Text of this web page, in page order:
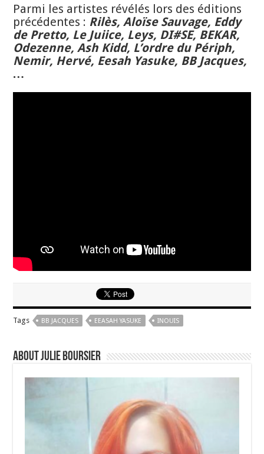
Parmi les artistes révélés lors des éditions
précédentes : Rilès, Aloïse Sauvage, Eddy
de Pretto, Le Juiice, Leys, DI#SE, BEKAR,
Odezenne, Ash Kidd, L’ordre du Périph,
Nemir, Hervé, Eesah Yasuke, BB Jacques,
…
Tags BB JACQUES EEASAH YASUKE INOUIS
About Julie Boursier